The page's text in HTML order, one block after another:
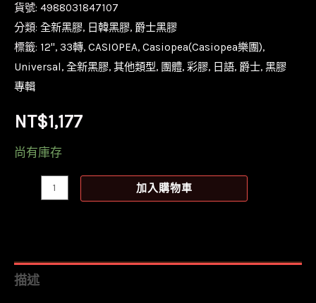
貨號: 4988031847107
分類: 全新黑膠, 日韓黑膠, 爵士黑膠
標籤: 12'', 33轉, CASIOPEA, Casiopea(Casiopea樂團),
Universal, 全新黑膠, 其他類型, 團體, 彩膠, 日語, 爵士, 黑膠
專輯
NT$1,177
尚有庫存
透
加入購物車
描述